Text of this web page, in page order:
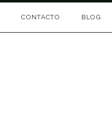
CONTACTO BLOG